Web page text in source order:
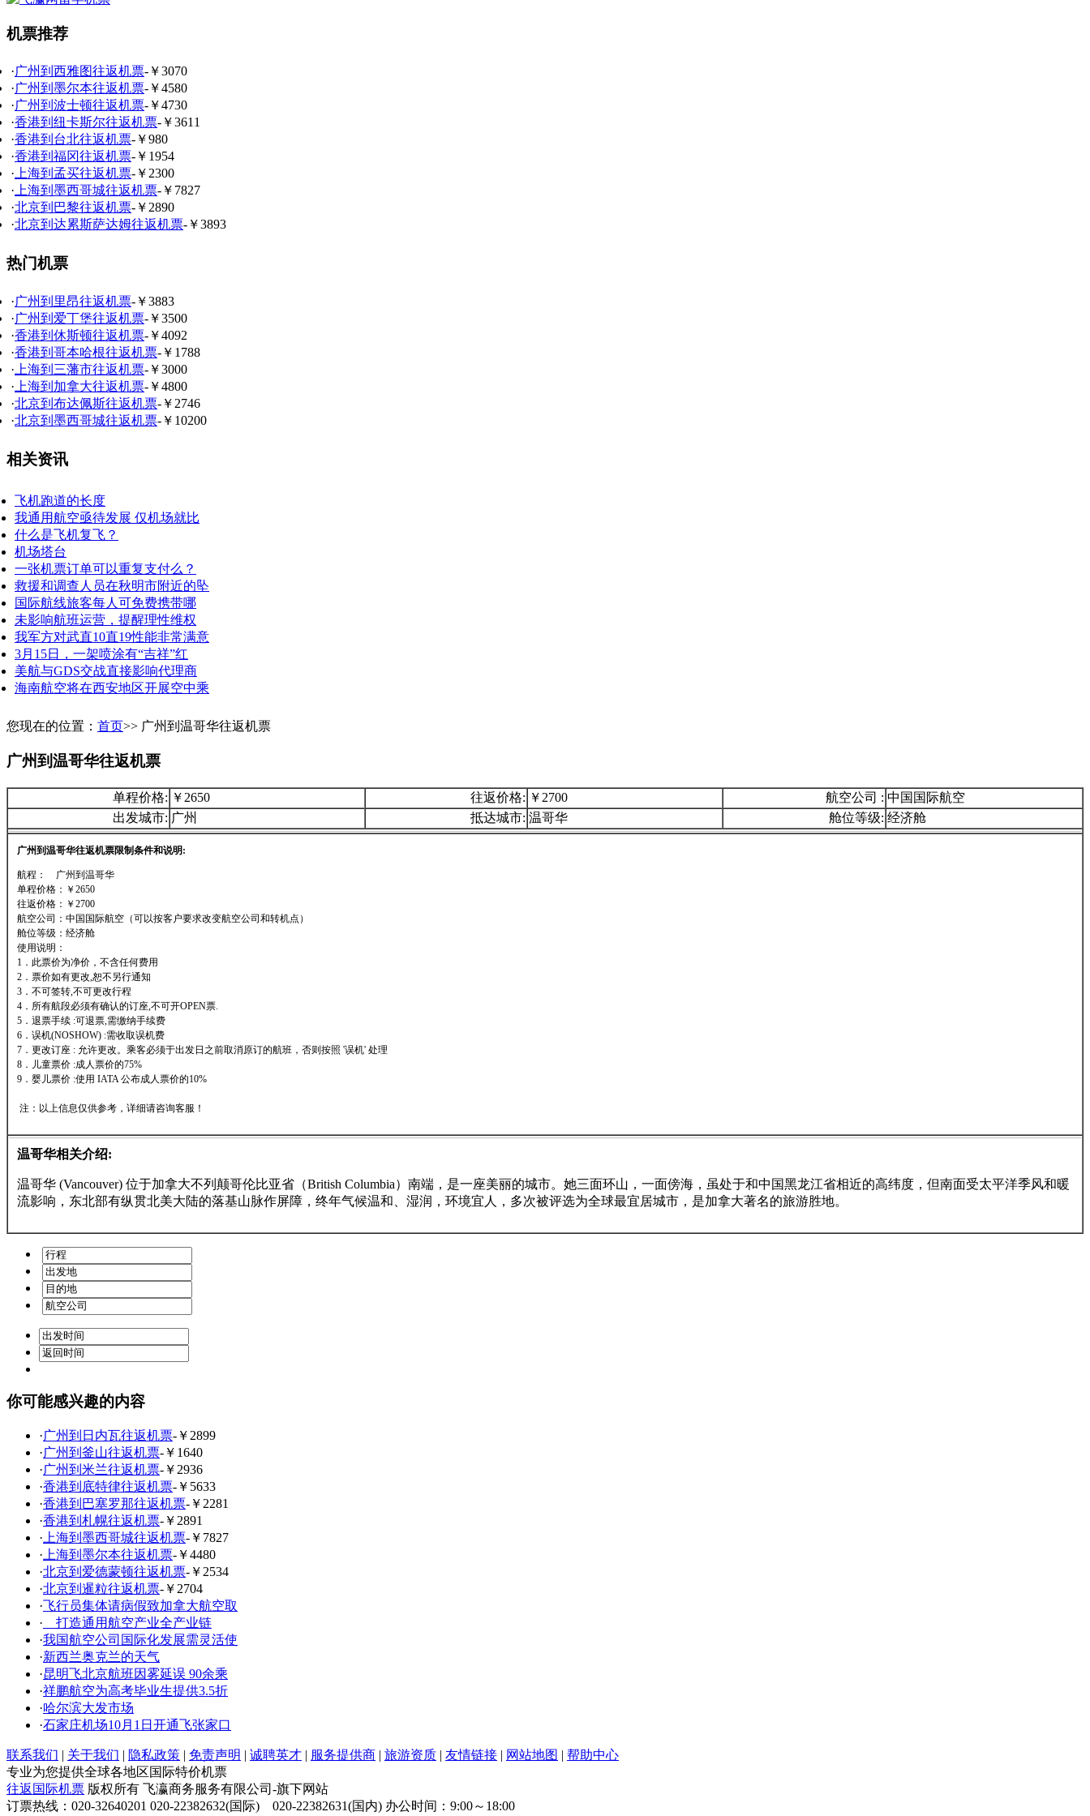
机票推荐
·广州到西雅图往返机票-￥3070
·广州到墨尔本往返机票-￥4580
·广州到波士顿往返机票-￥4730
·香港到纽卡斯尔往返机票-￥3611
·香港到台北往返机票-￥980
·香港到福冈往返机票-￥1954
·上海到孟买往返机票-￥2300
·上海到墨西哥城往返机票-￥7827
·北京到巴黎往返机票-￥2890
·北京到达累斯萨达姆往返机票-￥3893
热门机票
·广州到里昂往返机票-￥3883
·广州到爱丁堡往返机票-￥3500
·香港到休斯顿往返机票-￥4092
·香港到哥本哈根往返机票-￥1788
· 上海到三藩市往返机票-￥3000
· 上海到加拿大往返机票-￥4800
·北京到布达佩斯往返机票-￥2746
·北京到墨西哥城往返机票-￥10200
相关资讯
飞机跑道的长度
我通用航空亟待发展 仅机场就比
什么是飞机复飞？
机场塔台
一张机票订单可以重复支付么？
救援和调查人员在秋明市附近的坠
国际航线旅客每人可免费携带哪
未影响航班运营，提醒理性维权
我军方对武直10直19性能非常满意
3月15日，一架喷涂有“吉祥”红
美航与GDS交战直接影响代理商
海南航空将在西安地区开展空中乘
您现在的位置： 首页>> 广州到温哥华往返机票
广州到温哥华往返机票
单程价格: ￥2650 往返价格: ￥2700 航空公司 : 中国国际航空
出发城市: 广州 抵达城市: 温哥华 舱位等级: 经济舱
广州到温哥华往返机票限制条件和说明:
航程： 广州到温哥华
单程价格：￥2650
往返价格：￥2700
航空公司：中国国际航空（可以按客户要求改变航空公司和转机点）
舱位等级：经济舱
使用说明：
1．此票价为净价，不含任何费用
2．票价如有更改,恕不另行通知
3．不可签转,不可更改行程
4．所有航段必须有确认的订座,不可开OPEN票.
5．退票手续 :可退票,需缴纳手续费
6．误机(NOSHOW) :需收取误机费
7．更改订座 : 允许更改。乘客必须于出发日之前取消原订的航班，否则按照 '误机' 处理
8．儿童票价 :成人票价的75%
9．婴儿票价 :使用 IATA 公布成人票价的10%
注：以上信息仅供参考，详细请咨询客服！
温哥华相关介绍:
温哥华 (Vancouver) 位于加拿大不列颠哥伦比亚省（British Columbia）南端，是一座美丽的城市。她三面环山，一面傍海，虽处于和中国黑龙江省相近的高纬度，但南面受太平洋季风和暖
流影响，东北部有纵贯北美大陆的落基山脉作屏障，终年气候温和、湿润，环境宜人，多次被评选为全球最宜居城市，是加拿大著名的旅游胜地。
你可能感兴趣的内容
·广州到日内瓦往返机票-￥2899
·广州到釜山往返机票-￥1640
·广州到米兰往返机票-￥2936
·香港到底特律往返机票-￥5633
·香港到巴塞罗那往返机票-￥2281
·香港到札幌往返机票-￥2891
· 上海到墨西哥城往返机票-￥7827
· 上海到墨尔本往返机票-￥4480
·北京到爱德蒙顿往返机票-￥2534
·北京到暹粒往返机票-￥2704
·飞行员集体请病假致加拿大航空取
· 打造通用航空产业全产业链
·我国航空公司国际化发展需灵活使
·新西兰奥克兰的天气
·昆明飞北京航班因雾延误 90余乘
·祥鹏航空为高考毕业生提供3.5折
·哈尔滨大发市场
·石家庄机场10月1日开通飞张家口
联系我们 | 关于我们 | 隐私政策 | 免责声明 | 诚聘英才 | 服务提供商 | 旅游资质 | 友情链接 | 网站地图 | 帮助中心
专业为您提供全球各地区国际特价机票
往返国际机票 版权所有 飞瀛商务服务有限公司-旗下网站
订票热线：020-32640201 020-22382632(国际) 020-22382631(国内) 办公时间：9:00～18:00